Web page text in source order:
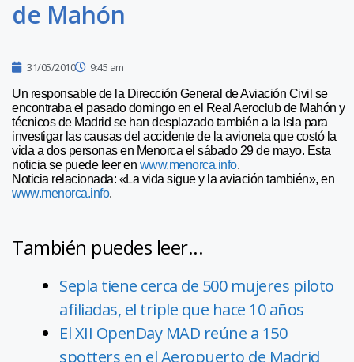
de Mahón
31/05/2010 9:45 am
Un responsable de la Dirección General de Aviación Civil se
encontraba el pasado domingo en el Real Aeroclub de Mahón y
técnicos de Madrid se han desplazado también a la Isla para
investigar las causas del accidente de la avioneta que costó la
vida a dos personas en Menorca el sábado 29 de mayo. Esta
noticia se puede leer en www.menorca.info.
Noticia relacionada: «La vida sigue y la aviación también», en
www.menorca.info.
También puedes leer...
Sepla tiene cerca de 500 mujeres piloto
afiliadas, el triple que hace 10 años
El XII OpenDay MAD reúne a 150
spotters en el Aeropuerto de Madrid